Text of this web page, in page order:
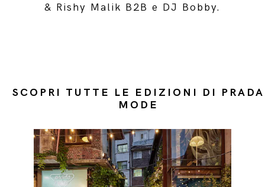
& Rishy Malik B2B e DJ Bobby.
SCOPRI TUTTE LE EDIZIONI DI PRADA
MODE